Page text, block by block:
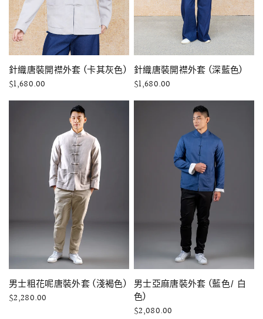
快速瀏覽
針織唐裝開襟外套 (卡其灰色)
$1,680.00
快速瀏覽
針織唐裝開襟外套 (深藍色)
$1,680.00
快速瀏覽
男士粗花呢唐裝外套 (淺褐色)
$2,280.00
快速瀏覽
男士亞麻唐裝外套 (藍色/ 白
色)
$2,080.00